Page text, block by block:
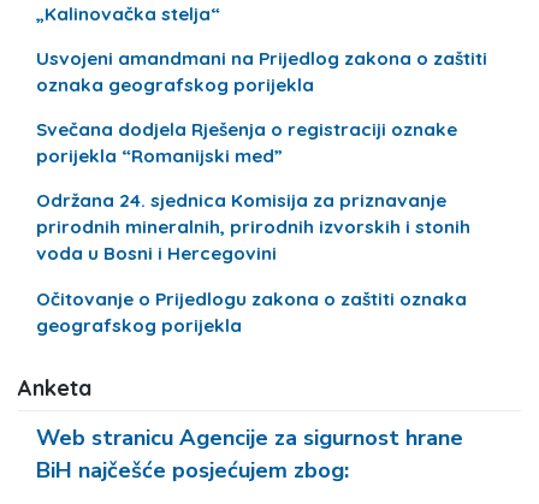
„Kalinovačka stelja“
Usvojeni amandmani na Prijedlog zakona o zaštiti
oznaka geografskog porijekla
Svečana dodjela Rješenja o registraciji oznake
porijekla “Romanijski med”
Održana 24. sjednica Komisija za priznavanje
prirodnih mineralnih, prirodnih izvorskih i stonih
voda u Bosni i Hercegovini
Očitovanje o Prijedlogu zakona o zaštiti oznaka
geografskog porijekla
Anketa
Web stranicu Agencije za sigurnost hrane
BiH najčešće posjećujem zbog: